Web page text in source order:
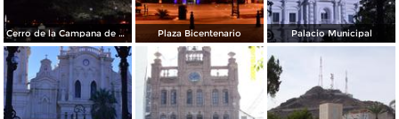
Cerro de la Campana de Noche Plaza Bicentenario Palacio Municipal